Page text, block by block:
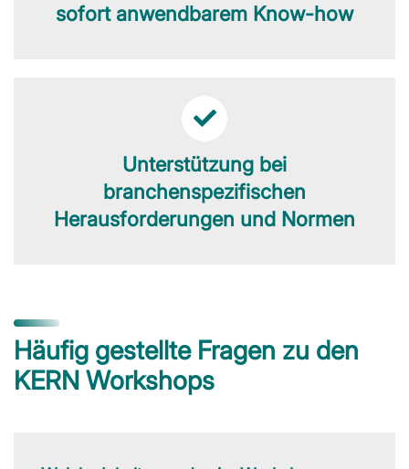
sofort anwendbarem Know-how
Unterstützung bei
branchenspezifischen
Herausforderungen und Normen
Häufig gestellte Fragen zu den
KERN Workshops